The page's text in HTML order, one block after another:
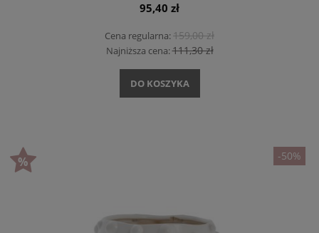
95,40 zł
Cena regularna:159,00 zł
Najniższa cena:111,30 zł
DO KOSZYKA
-50%